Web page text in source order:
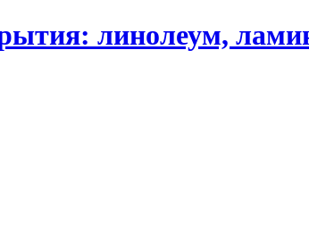
линолеум,